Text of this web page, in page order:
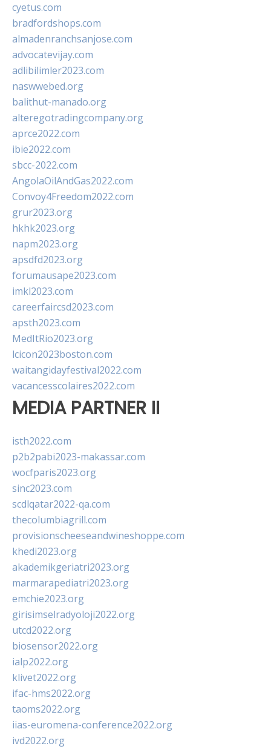
cyetus.com
bradfordshops.com
almadenranchsanjose.com
advocatevijay.com
adlibilimler2023.com
naswwebed.org
balithut-manado.org
alteregotradingcompany.org
aprce2022.com
ibie2022.com
sbcc-2022.com
AngolaOilAndGas2022.com
Convoy4Freedom2022.com
grur2023.org
hkhk2023.org
napm2023.org
apsdfd2023.org
forumausape2023.com
imkl2023.com
careerfaircsd2023.com
apsth2023.com
MedItRio2023.org
lcicon2023boston.com
waitangidayfestival2022.com
vacancesscolaires2022.com
MEDIA PARTNER II
isth2022.com
p2b2pabi2023-makassar.com
wocfparis2023.org
sinc2023.com
scdlqatar2022-qa.com
thecolumbiagrill.com
provisionscheeseandwineshoppe.com
khedi2023.org
akademikgeriatri2023.org
marmarapediatri2023.org
emchie2023.org
girisimselradyoloji2022.org
utcd2022.org
biosensor2022.org
ialp2022.org
klivet2022.org
ifac-hms2022.org
taoms2022.org
iias-euromena-conference2022.org
ivd2022.org